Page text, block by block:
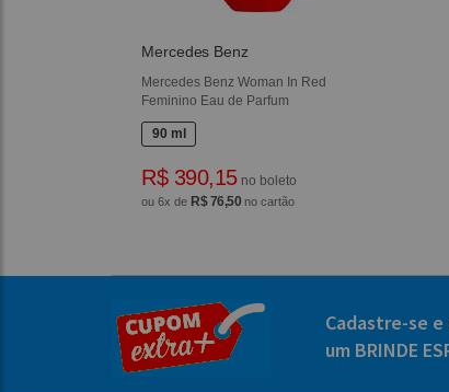
Mercedes Benz
Mercedes Benz Woman In Red
Feminino Eau de Parfum
90 ml
R$ 390,15no boleto
ou 6x de R$ 76,50 no cartão
Cadastre-se e
um BRINDE